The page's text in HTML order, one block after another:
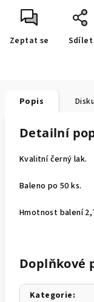
Zeptat se Sdílet
Popis
Detailní
Kvalitní černý lak.
Baleno po 50 ks.
Hmotnost balení
Doplňkové
Kategorie: